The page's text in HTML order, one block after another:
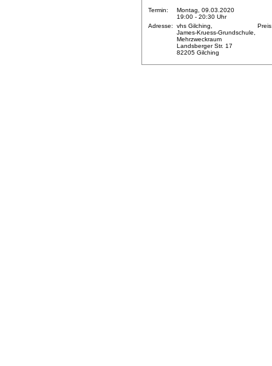
Termin:
Montag, 09.03.2020
19:00 - 20:30 Uhr
Adresse:
vhs Gilching,
James-Kruess-Grundschule,
Mehrzweckraum
Landsberger Str. 17
82205 Gilching